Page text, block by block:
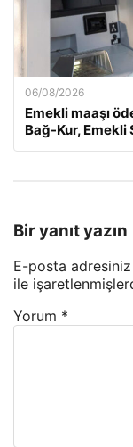
06/08/2026
Emekli maaşı
Bağ-Kur, Emekli
Bir yanıt yazın
E-posta
ile
Yorum *